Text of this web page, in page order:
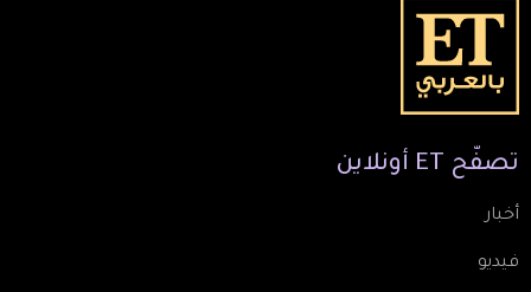
تصفّح ET أونلاين
أخبار
فيديو